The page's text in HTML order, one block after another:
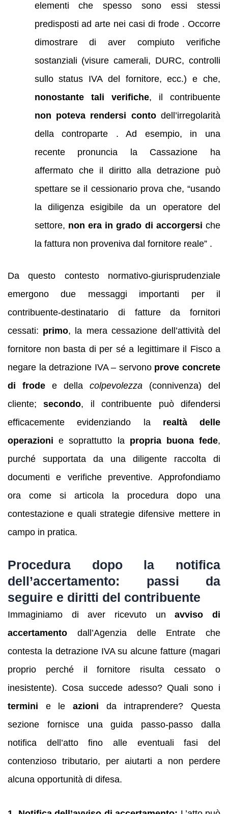
elementi che spesso sono essi stessi
predisposti ad arte nei casi di frode . Occorre
dimostrare di aver compiuto verifiche
sostanziali (visure camerali, DURC, controlli
sullo status IVA del fornitore, ecc.) e che,
nonostante tali verifiche, il contribuente
non poteva rendersi contodell’irregolarità
della controparte . Ad esempio, in una
recente pronuncia la Cassazione ha
affermato che il diritto alla detrazione può
spettare se il cessionario prova che, “usando
la diligenza esigibile da un operatore del
settore, non era in grado di accorgersi che
la fattura non proveniva dal fornitore reale” .
Da questo contesto normativo-giurisprudenziale
emergono due messaggi importanti per il
contribuente-destinatario di fatture da fornitori
cessati: primo, la mera cessazione dell’attività del
fornitore non basta di per sé a legittimare il Fisco a
negare la detrazione IVA – servono prove concrete
di frode e della colpevolezza (connivenza) del
cliente;secondo, il contribuente può difendersi
efficacemente evidenziando la realtà delle
operazioni e soprattutto la propria buona fede,
purché supportata da una diligente raccolta di
documenti e verifiche preventive. Approfondiamo
ora come si articola la procedura dopo una
contestazione e quali strategie difensive mettere in
campo in pratica.
Procedura dopo la notifica
dell’accertamento: passi da
seguire e diritti del contribuente
Immaginiamo di aver ricevuto unavviso di
accertamento dall’Agenzia delle Entrate che
contesta la detrazione IVA su alcune fatture (magari
proprio perché il fornitore risulta cessato o
inesistente). Cosa succede adesso? Quali sono i
termini e le azioni da intraprendere? Questa
sezione fornisce una guida passo-passo dalla
notifica dell’atto fino alle eventuali fasi del
contenzioso tributario, per aiutarti a non perdere
alcuna opportunità di difesa.